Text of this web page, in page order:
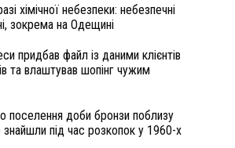
хімічної небезпеки: небезпечні
зокрема на Одещині
придбав файл із даними клієнтів
та влаштував шопінг чужим
поселення доби бронзи поблизу
під час розкопок у 1960-х